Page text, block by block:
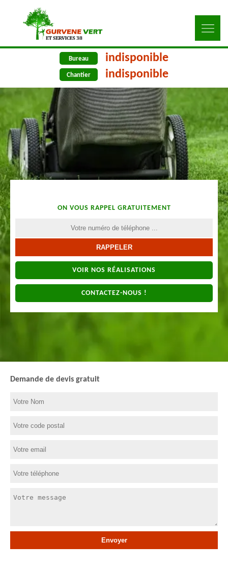
Bureau indisponible
Chantier indisponible
ON VOUS RAPPEL GRATUITEMENT
VOIR NOS RÉALISATIONS
CONTACTEZ-NOUS !
Demande de devis gratuit